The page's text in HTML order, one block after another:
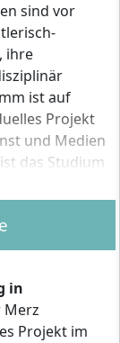
sind vor
ihre
ist auf
Projekt
und Medien
das Studium
künstlerisch-
in
Merz
Projekt im